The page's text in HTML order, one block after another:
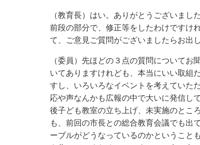
（教育長）はい。ありがとうございま
前段の部分で、修正等をしたわけですけ
て、ご意見ご質問がございましたらお出
（委員）先ほどの３点の質問について
いてありますけれども、本当にいい取組
すし、いろいろなイベントを考えていた
応や声なんかも広報の中で大いに発信し
後子ども教室の立ち上げ、未実施のとこ
も、前回の市長との総合教育会議でも出
ーブルがどうなっているのかということ